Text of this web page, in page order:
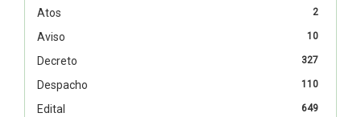
2
Atos
10
Aviso
327
Decreto
110
Despacho
649
Edital